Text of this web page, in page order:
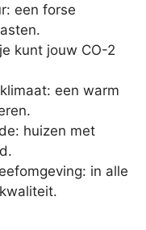
een forse
kunt jouw CO-2
een warm
huizen met
in alle